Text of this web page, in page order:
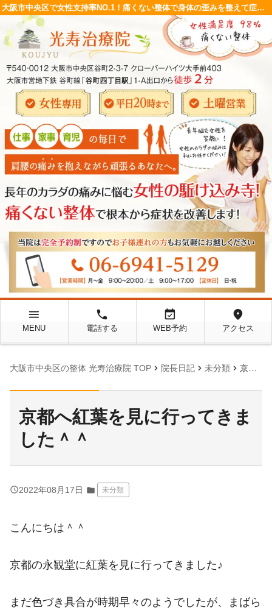
大阪市中央区で女性支持率NO.1！痛くない整体で身体の歪みを整えて症状の根本改善を目指します！
menu
MENU
local_phone
電話する
event_available
WEB予約
location_on
アクセス
大阪市中央区の整体 光寿治療院 TOP chevron_right 院長日記 chevron_right 未分類 chevron_right 京都へ紅葉を見に行ってきました＾＾
京都へ紅葉を見に行ってきま
した＾＾
query_builder2022年08月17日 folder 未分類
こんにちは＾＾
京都の永観堂に紅葉を見に行ってきました♪
まだ色づき具合が時期早々のようでしたが、まばら